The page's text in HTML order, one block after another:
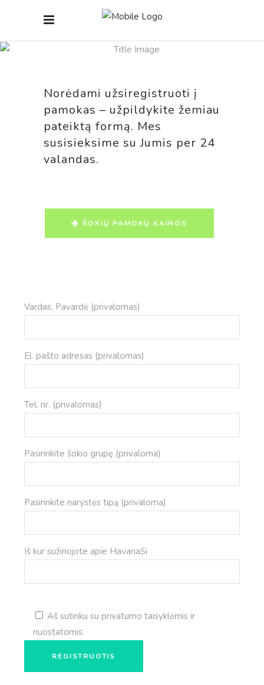
Registracija
Norėdami užsiregistruoti į
pamokas – užpildykite žemiau
pateiktą formą. Mes
susisieksime su Jumis per 24
valandas.
ŠOKIŲ PAMOKŲ KAINOS
Vardas, Pavardė (privalomas)
El. pašto adresas (privalomas)
Tel. nr. (privalomas)
Pasirinkite šokio grupę (privaloma)
Pasirinkite narystės tipą (privaloma)
Iš kur sužinojote apie HavanaSi
Aš sutinku su privatumo taisyklėmis ir
nuostatomis.